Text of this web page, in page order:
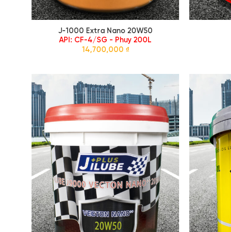
J-1000 Extra Nano 20W50
API: CF-4/SG - Phuy 200L
14,700,000 ₫